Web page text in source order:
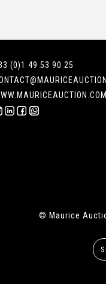
(0)1 49 53 90 25
© Maurice